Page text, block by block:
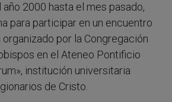
2000 hasta el mes pasado,
para participar en un encuentro
por la Congregación
en el Ateneo Pontificio
institución universitaria
de Cristo.